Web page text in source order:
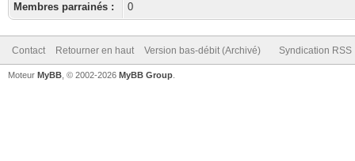
Membres parrainés : 0
Contact Retourner en haut Version bas-débit (Archivé) Syndication RSS
Moteur MyBB , © 2002-2026 MyBB Group